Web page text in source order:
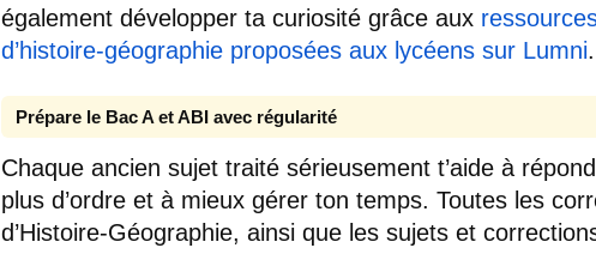
également développer ta curiosité grâce aux
d’histoire-géographie proposées aux lycéens sur Lumni.
Prépare le Bac A et ABI avec régularité
Chaque ancien sujet traité sérieusement t’aide à
plus d’ordre et à mieux gérer ton temps. Toutes les
d’Histoire-Géographie, ainsi que les sujets et